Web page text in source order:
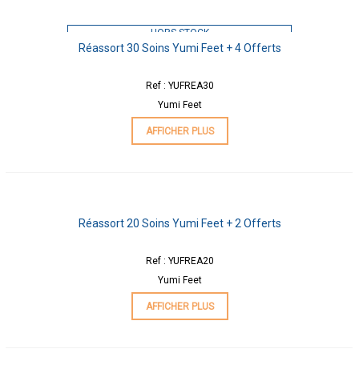
HORS STOCK
Réassort 30 Soins Yumi Feet + 4 Offerts
Ref : YUFREA30
Yumi Feet
AFFICHER PLUS
Réassort 20 Soins Yumi Feet + 2 Offerts
Ref : YUFREA20
Yumi Feet
AFFICHER PLUS